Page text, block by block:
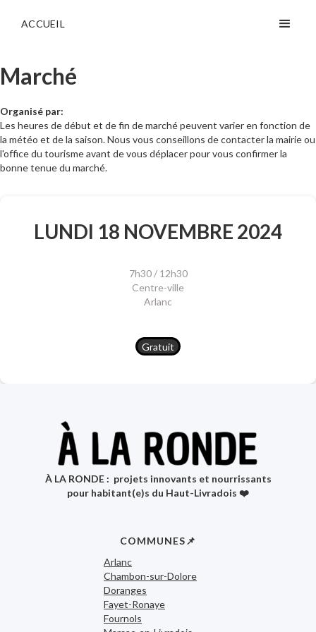
ACCUEIL
Marché
Organisé par:
Les heures de début et de fin de marché peuvent varier en fonction de
la météo et de la saison. Nous vous conseillons de contacter la mairie ou
l'office du tourisme avant de vous déplacer pour vous confirmer la
bonne tenue du marché.
LUNDI 18 NOVEMBRE 2024
7h30 / 12h30
Centre-ville
Arlanc
Gratuit
COMMUNES📌
Arlanc
Chambon-sur-Dolore
Doranges
Fayet-Ronaye
Fournols
À LA RONDE : projets innovants et nourrissants
pour habitant(e)s du Haut-Livradois ❤️